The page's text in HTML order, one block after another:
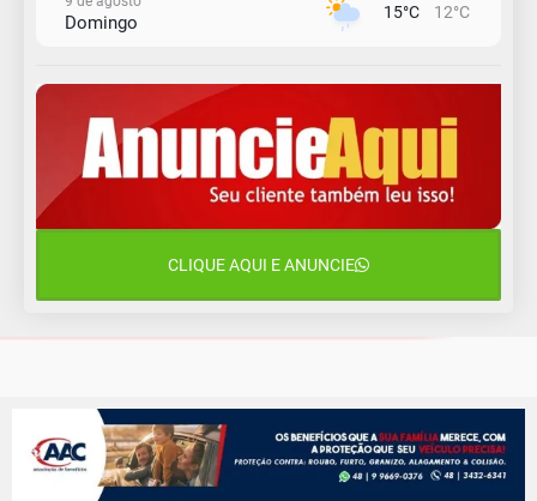
Domingo 15°C 12°C
Segunda-Feira
11 de agosto
Terça-Feira
CLIQUE AQUI E ANUNCIE